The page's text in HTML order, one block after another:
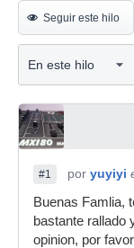
Seguir este hilo
#1 por yuyiyi
Buenas Famlia,
bastante rallado
opinion, por